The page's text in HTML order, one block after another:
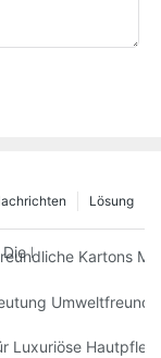
Lösung
Beste Wahl Für
Kartons
Zum
Luxuriöse